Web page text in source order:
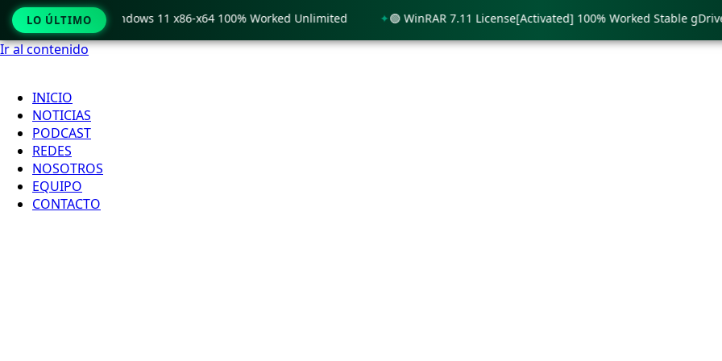
Ir al contenido
INICIO
NOTICIAS
PODCAST
REDES
NOSOTROS
EQUIPO
CONTACTO
LO ÚLTIMO
Crack only Windows 11 x86-x64 100% Worked Unlimited 🟢 WinRAR 7.11 License[Activated] 100% Worked Stable gDrive